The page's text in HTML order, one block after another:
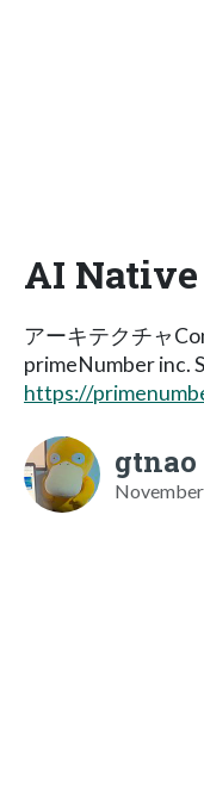
AI Native
アーキテクチャ
primeNumber inc.
https://
gtnao